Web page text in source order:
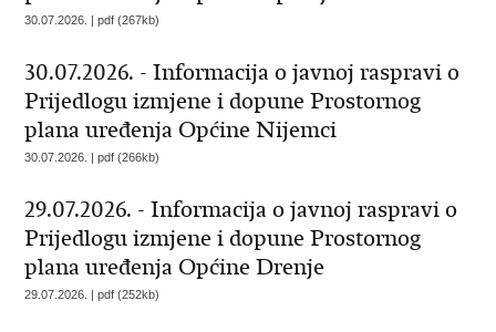
30.07.2026. | pdf (267kb)
30.07.2026. - Informacija o javnoj raspravi o
Prijedlogu izmjene i dopune Prostornog
plana uređenja Općine Nijemci
30.07.2026. | pdf (266kb)
29.07.2026. - Informacija o javnoj raspravi o
Prijedlogu izmjene i dopune Prostornog
plana uređenja Općine Drenje
29.07.2026. | pdf (252kb)